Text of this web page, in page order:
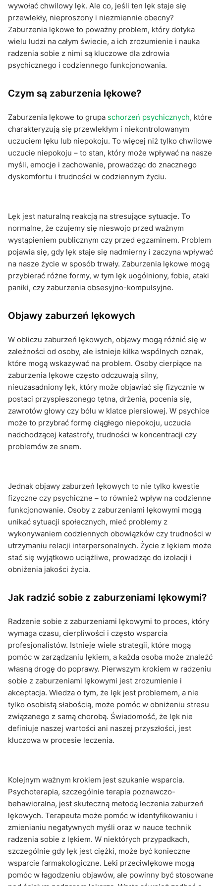
wywołać chwilowy lęk. Ale co, jeśli ten lęk staje się
przewlekły, nieproszony i niezmiennie obecny?
Zaburzenia lękowe to poważny problem, który dotyka
wielu ludzi na całym świecie, a ich zrozumienie i nauka
radzenia sobie z nimi są kluczowe dla zdrowia
psychicznego i codziennego funkcjonowania.
Czym są zaburzenia lękowe?
Zaburzenia lękowe to grupa schorzeń psychicznych, które
charakteryzują się przewlekłym i niekontrolowanym
uczuciem lęku lub niepokoju. To więcej niż tylko chwilowe
uczucie niepokoju – to stan, który może wpływać na nasze
myśli, emocje i zachowanie, prowadząc do znacznego
dyskomfortu i trudności w codziennym życiu.
Lęk jest naturalną reakcją na stresujące sytuacje. To
normalne, że czujemy się nieswojo przed ważnym
wystąpieniem publicznym czy przed egzaminem. Problem
pojawia się, gdy lęk staje się nadmierny i zaczyna wpływać
na nasze życie w sposób trwały. Zaburzenia lękowe mogą
przybierać różne formy, w tym lęk uogólniony, fobie, ataki
paniki, czy zaburzenia obsesyjno-kompulsyjne.
Objawy zaburzeń lękowych
W obliczu zaburzeń lękowych, objawy mogą różnić się w
zależności od osoby, ale istnieje kilka wspólnych oznak,
które mogą wskazywać na problem. Osoby cierpiące na
zaburzenia lękowe często odczuwają silny,
nieuzasadniony lęk, który może objawiać się fizycznie w
postaci przyspieszonego tętna, drżenia, pocenia się,
zawrotów głowy czy bólu w klatce piersiowej. W psychice
może to przybrać formę ciągłego niepokoju, uczucia
nadchodzącej katastrofy, trudności w koncentracji czy
problemów ze snem.
Jednak objawy zaburzeń lękowych to nie tylko kwestie
fizyczne czy psychiczne – to również wpływ na codzienne
funkcjonowanie. Osoby z zaburzeniami lękowymi mogą
unikać sytuacji społecznych, mieć problemy z
wykonywaniem codziennych obowiązków czy trudności w
utrzymaniu relacji interpersonalnych. Życie z lękiem może
stać się wyjątkowo uciążliwe, prowadząc do izolacji i
obniżenia jakości życia.
Jak radzić sobie z zaburzeniami lękowymi?
Radzenie sobie z zaburzeniami lękowymi to proces, który
wymaga czasu, cierpliwości i często wsparcia
profesjonalistów. Istnieje wiele strategii, które mogą
pomóc w zarządzaniu lękiem, a każda osoba może znaleźć
własną drogę do poprawy. Pierwszym krokiem w radzeniu
sobie z zaburzeniami lękowymi jest zrozumienie i
akceptacja. Wiedza o tym, że lęk jest problemem, a nie
tylko osobistą słabością, może pomóc w obniżeniu stresu
związanego z samą chorobą. Świadomość, że lęk nie
definiuje naszej wartości ani naszej przyszłości, jest
kluczowa w procesie leczenia.
Kolejnym ważnym krokiem jest szukanie wsparcia.
Psychoterapia, szczególnie terapia poznawczo-
behawioralna, jest skuteczną metodą leczenia zaburzeń
lękowych. Terapeuta może pomóc w identyfikowaniu i
zmienianiu negatywnych myśli oraz w nauce technik
radzenia sobie z lękiem. W niektórych przypadkach,
szczególnie gdy lęk jest ciężki, może być konieczne
wsparcie farmakologiczne. Leki przeciwlękowe mogą
pomóc w łagodzeniu objawów, ale powinny być stosowane